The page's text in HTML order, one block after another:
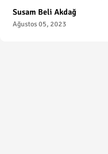
Susam Beli Akdağ
Ağustos 05, 2023